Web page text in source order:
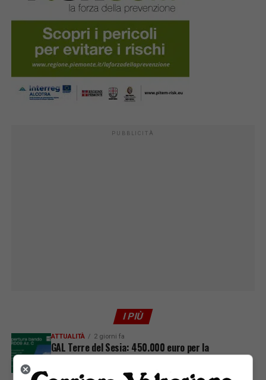
PUBBLICITÀ
I PIÙ
ATTUALITÀ 2 giorni fa
GAL Terre del Sesia: 450.000 euro per la
valorizzazione del patrimonio rurale